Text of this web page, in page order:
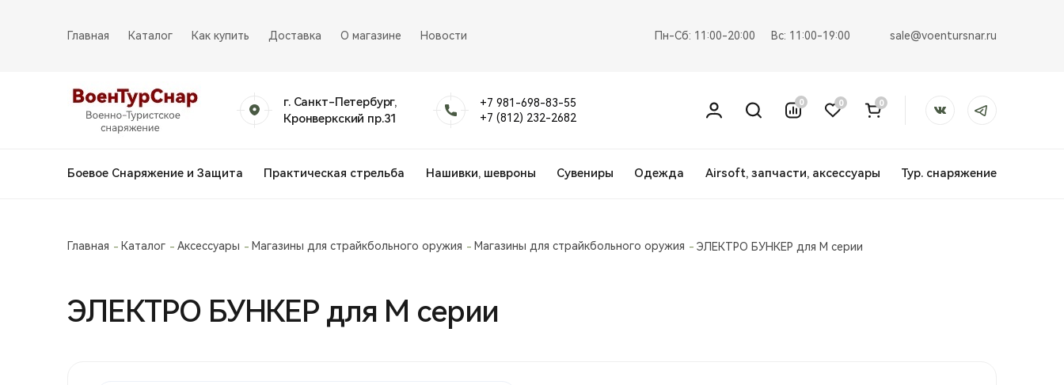
Главная Каталог Как купить Доставка О магазине Новости Пн-Сб: 11:00-20:00 Вс: 11:00-19:00 sale@voentursnar.ru
г. Санкт-Петербург,
Кронверкский пр.31
+7 981-698-83-55
+7 (812) 232-2682
0 0 0
Боевое Снаряжение и Защита Практическая стрельба Нашивки, шевроны Сувениры Одежда Airsoft, запчасти, аксессуары Тур. снаряжение
Главная Каталог Аксессуары Магазины для страйкбольного оружия Магазины для страйкбольного оружия ЭЛЕКТРО БУНКЕР для М серии
ЭЛЕКТРО БУНКЕР для М серии